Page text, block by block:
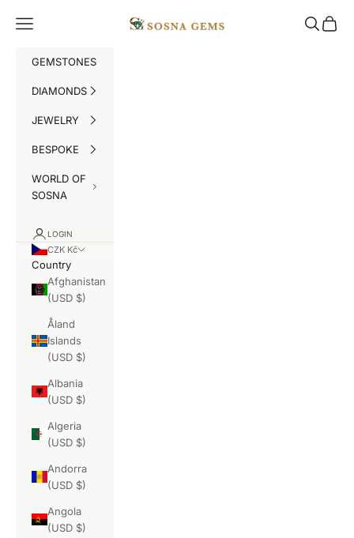
SOSNA Gems
Navigation menu Search
Cart
GEMSTONES
DIAMONDS
JEWELRY
BESPOKE
WORLD OF
SOSNA
LOGIN
CZK Kč
Country
Afghanistan
(USD $)
Åland
Islands
(USD $)
Albania
(USD $)
Algeria
(USD $)
Andorra
(USD $)
Angola
(USD $)